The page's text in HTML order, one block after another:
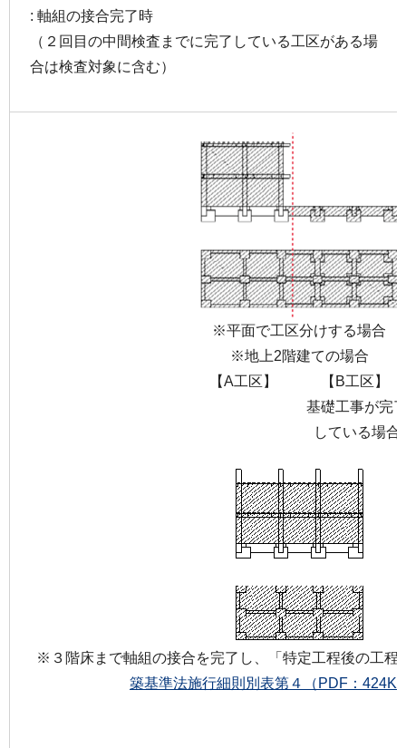
: 軸組の接合完了時
（２回目の中間検査までに完了している工区がある場
合は検査対象に含む）
※平面で工区分けする場合
※地上2階建ての場合
【A工区】 【B工区】
基礎工事が完
している場合
※３階床まで軸組の接合を完了し、「特定工程後の工程
築基準法施行細則別表第４（PDF：